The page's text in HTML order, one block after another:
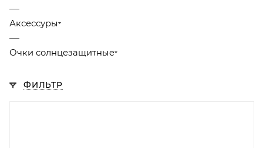
—
Аксессуры
—
Очки солнцезащитные
ФИЛЬТР